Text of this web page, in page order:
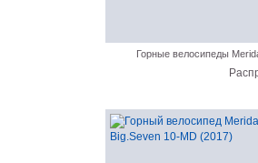
Горные велосипеды